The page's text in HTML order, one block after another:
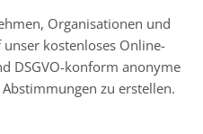
Organisationen und
kostenloses Online-
DSGVO-konform anonyme
zu erstellen.